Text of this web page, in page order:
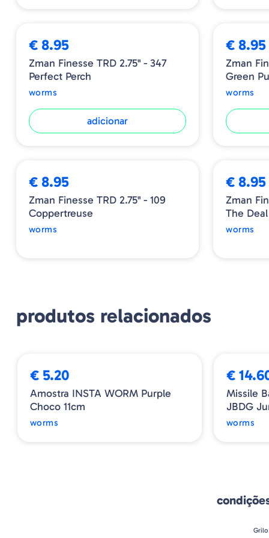
€ 8.95
Zman Finesse TRD 2.75" - 347
Perfect Perch
worms
adicionar
€ 8.95
Zman
Green
worms
€ 8.95
Zman Finesse TRD 2.75" - 109
Coppertreuse
worms
€ 8.95
Zman
The Deal
worms
produtos relacionados
€ 5.20
Amostra INSTA WORM Purple
Choco 11cm
worms
€
Missile
JBDG
worms
Grilo